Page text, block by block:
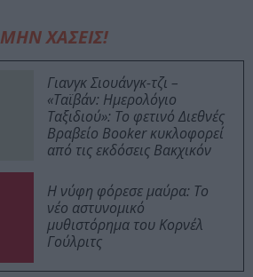
ΜΗΝ ΧΑΣΕΙΣ!
Γιανγκ Σιουάνγκ-τζι –
«Ταϊβάν: Ημερολόγιο
Ταξιδιού»: Το φετινό Διεθνές
Βραβείο Booker κυκλοφορεί
από τις εκδόσεις Βακχικόν
Η νύφη φόρεσε μαύρα: Το
νέο αστυνομικό
μυθιστόρημα του Κορνέλ
Γούλριτς